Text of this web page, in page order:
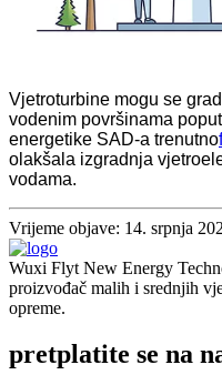
Vjetroturbine mogu se
vodenim površinama
energetike SAD-a trenutno
olakšala izgradnja
vodama.
Vrijeme objave: 14. srpnja
Wuxi Flyt New Energy
proizvođač malih i srednjih
opreme.
pretplatite se na